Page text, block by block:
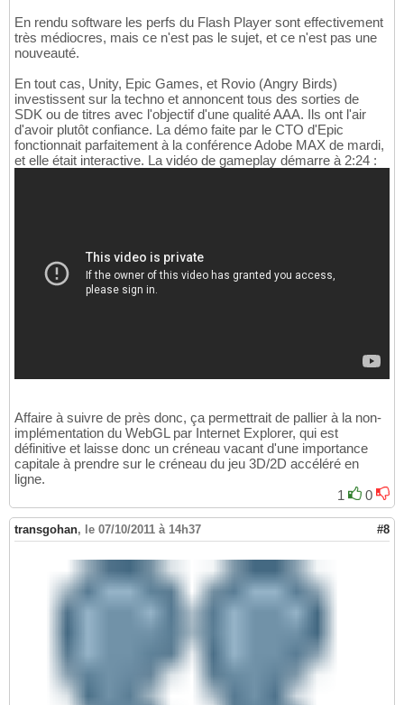
En rendu software les perfs du Flash Player sont effectivement
très médiocres, mais ce n'est pas le sujet, et ce n'est pas une
nouveauté.
En tout cas, Unity, Epic Games, et Rovio (Angry Birds)
investissent sur la techno et annoncent tous des sorties de
SDK ou de titres avec l'objectif d'une qualité AAA. Ils ont l'air
d'avoir plutôt confiance. La démo faite par le CTO d'Epic
fonctionnait parfaitement à la conférence Adobe MAX de mardi,
et elle était interactive. La vidéo de gameplay démarre à 2:24 :
Affaire à suivre de près donc, ça permettrait de pallier à la non-
implémentation du WebGL par Internet Explorer, qui est
définitive et laisse donc un créneau vacant d'une importance
capitale à prendre sur le créneau du jeu 3D/2D accéléré en
ligne.
1
0
transgohan, le 07/10/2011 à 14h37 #8